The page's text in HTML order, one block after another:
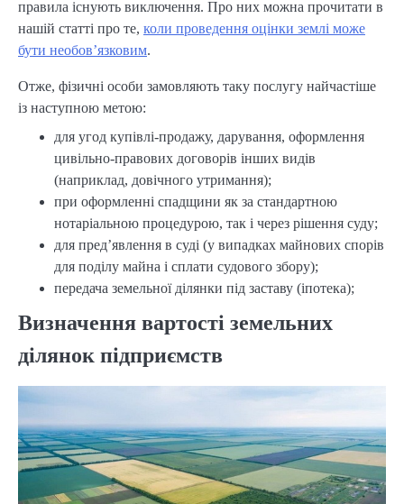
правила існують виключення. Про них можна прочитати в
нашій статті про те, коли проведення оцінки землі може
бути необов’язковим.
Отже, фізичні особи замовляють таку послугу найчастіше
із наступною метою:
для угод купівлі-продажу, дарування, оформлення
цивільно-правових договорів інших видів
(наприклад, довічного утримання);
при оформленні спадщини як за стандартною
нотаріальною процедурою, так і через рішення суду;
для пред’явлення в суді (у випадках майнових спорів
для поділу майна і сплати судового збору);
передача земельної ділянки під заставу (іпотека);
Визначення вартості земельних
ділянок підприємств